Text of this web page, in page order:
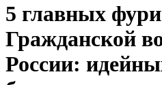
5 главных
Гражданской
России: